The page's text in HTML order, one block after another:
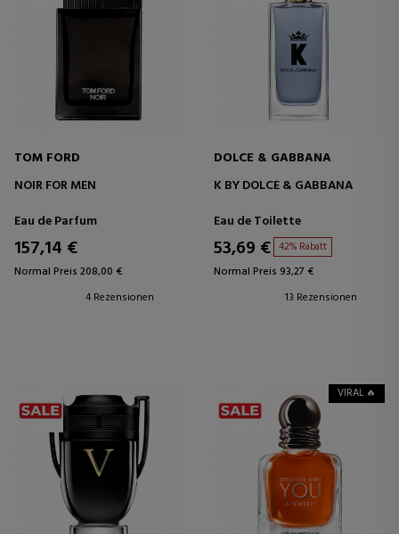
TOM FORD
NOIR FOR MEN
Eau de Parfum
157,14 €
Normal Preis 208,00 €
4 Rezensionen
DOLCE & GABBANA
K BY DOLCE & GABBANA
Eau de Toilette
53,69 € 42% Rabatt
Normal Preis 93,27 €
13 Rezensionen
VIRAL 🔥